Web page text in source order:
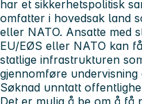
har et sikkerhetspolitisk
omfatter i hovedsak land
eller NATO. Ansatte med
EU/EØS eller NATO kan
statlige infrastrukturen
gjennomføre
Søknad unntatt
Det er mulig å be om å få